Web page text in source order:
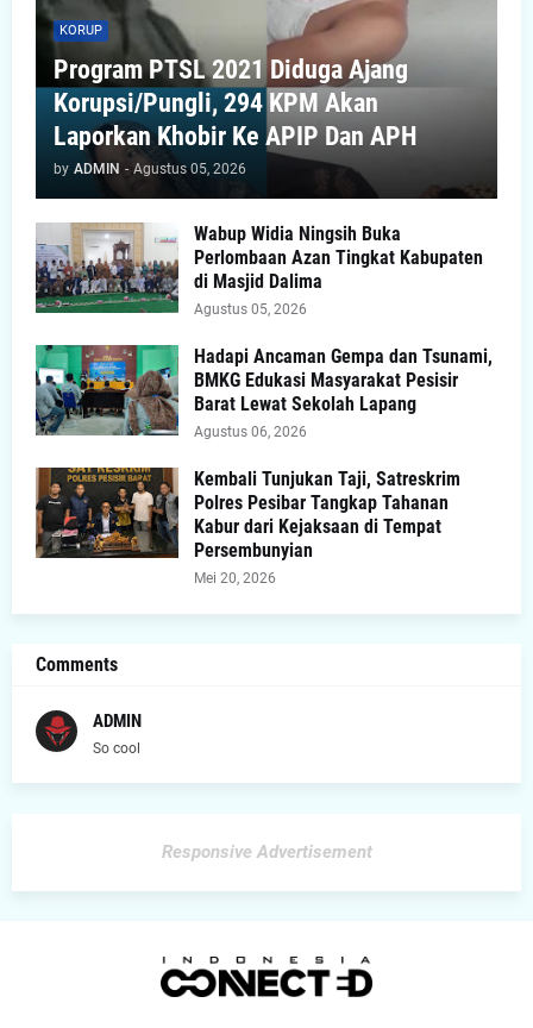
KORUP
Program PTSL 2021 Diduga Ajang
Korupsi/Pungli, 294 KPM Akan
Laporkan Khobir Ke APIP Dan APH
by ADMIN - Agustus 05, 2026
Wabup Widia Ningsih Buka
Perlombaan Azan Tingkat Kabupaten
di Masjid Dalima
Agustus 05, 2026
Hadapi Ancaman Gempa dan Tsunami,
BMKG Edukasi Masyarakat Pesisir
Barat Lewat Sekolah Lapang
Agustus 06, 2026
Kembali Tunjukan Taji, Satreskrim
Polres Pesibar Tangkap Tahanan
Kabur dari Kejaksaan di Tempat
Persembunyian
Mei 20, 2026
Comments
ADMIN
So cool
Responsive Advertisement